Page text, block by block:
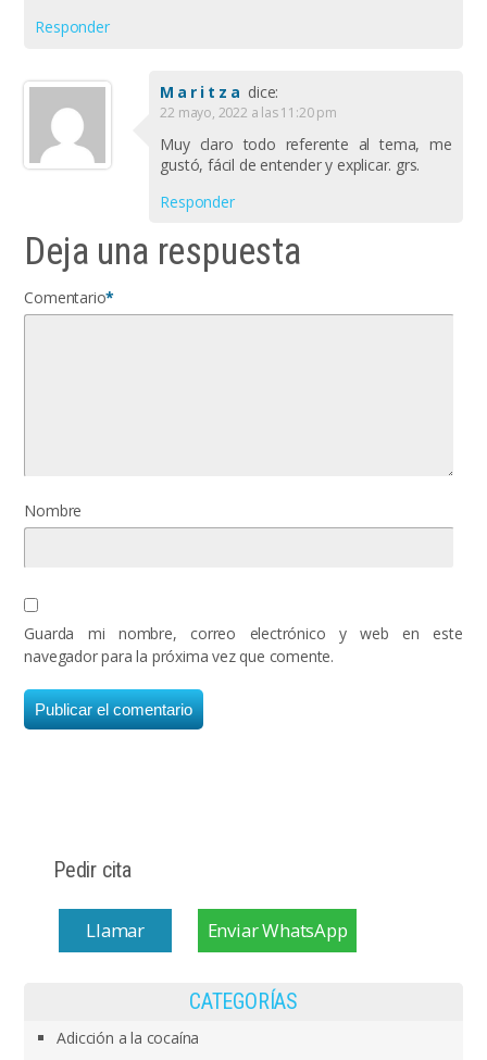
Responder
Maritza dice:
22 mayo, 2022 a las 11:20 pm
Muy claro todo referente al tema, me
gustó, fácil de entender y explicar. grs.
Responder
Deja una respuesta
Comentario*
Nombre
Guarda mi nombre, correo electrónico y web en este
navegador para la próxima vez que comente.
Pedir cita
Llamar Enviar WhatsApp
CATEGORÍAS
Adicción a la cocaína